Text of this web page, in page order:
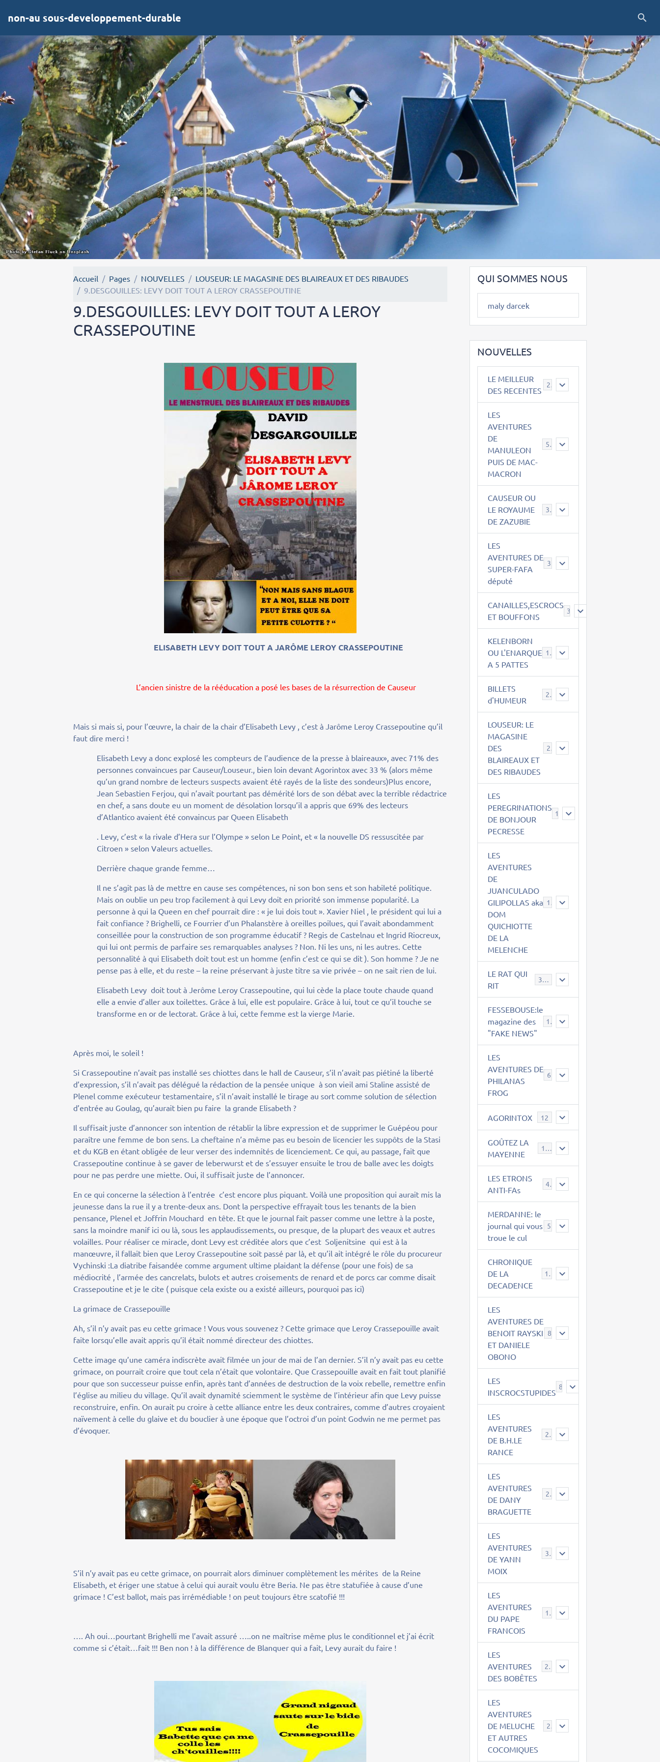
non-au sous-developpement-durable
Accueil Pages NOUVELLES
LOUSEUR: LE MAGASINE DES BLAIREAUX ET DES RIBAUDES
9.DESGOUILLES: LEVY DOIT TOUT A LEROY CRASSEPOUTINE
9.DESGOUILLES: LEVY DOIT TOUT A LEROY
CRASSEPOUTINE
ELISABETH LEVY DOIT TOUT A JARÔME LEROY CRASSEPOUTINE
L’ancien sinistre de la rééducation a posé les bases de la résurrection de Causeur
Mais si mais si, pour l’œuvre, la chair de la chair d’Elisabeth Levy , c’est à Jarôme Leroy Crassepoutine qu’il
faut dire merci !
Elisabeth Levy a donc explosé les compteurs de l’audience de la presse à blaireaux», avec 71% des
personnes convaincues par Causeur/Louseur., bien loin devant Agorintox avec 33 % (alors même
qu’un grand nombre de lecteurs suspects avaient été rayés de la liste des sondeurs)Plus encore,
Jean Sebastien Ferjou, qui n’avait pourtant pas démérité lors de son débat avec la terrible rédactrice
en chef, a sans doute eu un moment de désolation lorsqu’il a appris que 69% des lecteurs
d’Atlantico avaient été convaincus par Queen Elisabeth
. Levy, c’est « la rivale d’Hera sur l’Olympe » selon Le Point, et « la nouvelle DS ressuscitée par
Citroen » selon Valeurs actuelles.
Derrière chaque grande femme…
Il ne s’agit pas là de mettre en cause ses compétences, ni son bon sens et son habileté politique.
Mais on oublie un peu trop facilement à qui Levy doit en priorité son immense popularité. La
personne à qui la Queen en chef pourrait dire : « je lui dois tout ». Xavier Niel , le président qui lui a
fait confiance ? Brighelli, ce Fourrier d’un Phalanstère à oreilles poilues, qui l’avait abondamment
conseillée pour la construction de son programme éducatif ? Regis de Castelnau et Ingrid Riocreux,
qui lui ont permis de parfaire ses remarquables analyses ? Non. Ni les uns, ni les autres. Cette
personnalité à qui Elisabeth doit tout est un homme (enfin c’est ce qui se dit ). Son homme ? Je ne
pense pas à elle, et du reste – la reine préservant à juste titre sa vie privée – on ne sait rien de lui.
Elisabeth Levy doit tout à Jerôme Leroy Crassepoutine, qui lui cède la place toute chaude quand
elle a envie d’aller aux toilettes. Grâce à lui, elle est populaire. Grâce à lui, tout ce qu’il touche se
transforme en or de lectorat. Grâce à lui, cette femme est la vierge Marie.
Après moi, le soleil !
Si Crassepoutine n’avait pas installé ses chiottes dans le hall de Causeur, s’il n’avait pas piétiné la liberté
d’expression, s’il n’avait pas délégué la rédaction de la pensée unique à son vieil ami Staline assisté de
Plenel comme exécuteur testamentaire, s’il n’avait installé le tirage au sort comme solution de sélection
d’entrée au Goulag, qu’aurait bien pu faire la grande Elisabeth ?
Il suffisait juste d’annoncer son intention de rétablir la libre expression et de supprimer le Guépéou pour
paraître une femme de bon sens. La cheftaine n’a même pas eu besoin de licencier les suppôts de la Stasi
et du KGB en étant obligée de leur verser des indemnités de licenciement. Ce qui, au passage, fait que
Crassepoutine continue à se gaver de leberwurst et de s’essuyer ensuite le trou de balle avec les doigts
pour ne pas perdre une miette. Oui, il suffisait juste de l’annoncer.
En ce qui concerne la sélection à l’entrée c’est encore plus piquant. Voilà une proposition qui aurait mis la
jeunesse dans la rue il y a trente-deux ans. Dont la perspective effrayait tous les tenants de la bien
pensance, Plenel et Joffrin Mouchard en tête. Et que le journal fait passer comme une lettre à la poste,
sans la moindre manif ici ou là, sous les applaudissements, ou presque, de la plupart des veaux et autres
volailles. Pour réaliser ce miracle, dont Levy est créditée alors que c’est Soljenitsine qui est à la
manœuvre, il fallait bien que Leroy Crassepoutine soit passé par là, et qu’il ait intégré le rôle du procureur
Vychinski :La diatribe faisandée comme argument ultime plaidant la défense (pour une fois) de sa
médiocrité , l’armée des cancrelats, bulots et autres croisements de renard et de porcs car comme disait
Crassepoutine et je le cite ( puisque cela existe ou a existé ailleurs, pourquoi pas ici)
La grimace de Crassepouille
Ah, s’il n’y avait pas eu cette grimace ! Vous vous souvenez ? Cette grimace que Leroy Crassepouille avait
faite lorsqu’elle avait appris qu’il était nommé directeur des chiottes.
Cette image qu’une caméra indiscrète avait filmée un jour de mai de l’an dernier. S’il n’y avait pas eu cette
grimace, on pourrait croire que tout cela n’était que volontaire. Que Crassepouille avait en fait tout planifié
pour que son successeur puisse enfin, après tant d’années de destruction de la voix rebelle, remettre enfin
l’église au milieu du village. Qu’il avait dynamité sciemment le système de l’intérieur afin que Levy puisse
reconstruire, enfin. On aurait pu croire à cette alliance entre les deux contraires, comme d’autres croyaient
naïvement à celle du glaive et du bouclier à une époque que l’octroi d’un point Godwin ne me permet pas
d’évoquer.
S’il n’y avait pas eu cette grimace, on pourrait alors diminuer complètement les mérites de la Reine
Elisabeth, et ériger une statue à celui qui aurait voulu être Beria. Ne pas être statufiée à cause d’une
grimace ! C’est ballot, mais pas irrémédiable ! on peut toujours être scatofié !!!
…. Ah oui…pourtant Brighelli me l’avait assuré …..on ne maîtrise même plus le conditionnel et j’ai écrit
comme si c’était…fait !!! Ben non ! à la différence de Blanquer qui a fait, Levy aurait du faire !
QUI SOMMES NOUS
maly darcek
NOUVELLES
LE MEILLEUR
DES RECENTES
2
LES
AVENTURES
DE
MANULEON
PUIS DE MAC-
MACRON
543
CAUSEUR OU
LE ROYAUME
DE ZAZUBIE
38
LES
AVENTURES DE
SUPER-FAFA
député
CANAILLES,ESCROCS
ET BOUFFONS
385
KELENBORN
OU L'ENARQUE
A 5 PATTES
14
BILLETS
d'HUMEUR
2
LOUSEUR: LE
MAGASINE
DES
BLAIREAUX ET
DES RIBAUDES
21
LES
PEREGRINATIONS
DE BONJOUR
PECRESSE
14
LES
AVENTURES
DE
JUANCULADO
GILIPOLLAS aka
DOM
QUICHIOTTE
DE LA
MELENCHE
119
LE RAT QUI
RIT
395
FESSEBOUSE:le
magazine des
"FAKE NEWS"
19
LES
AVENTURES DE
PHILANAS
FROG
AGORINTOX 12
GOÛTEZ LA
MAYENNE
189
LES ETRONS
ANTI-FAs
4
MERDANNE: le
journal qui vous
troue le cul
CHRONIQUE
DE LA
DECADENCE
12
LES
AVENTURES DE
BENOIT RAYSKI
ET DANIELE
OBONO
LES
INSCROCSTUPIDES
8
LES
AVENTURES
DE B.H.LE
RANCE
21
LES
AVENTURES
DE DANY
BRAGUETTE
29
LES
AVENTURES
DE YANN
MOIX
39
LES
AVENTURES
DU PAPE
FRANCOIS
15
LES
AVENTURES
DES BOBÊTES
23
LES
AVENTURES
DE MELUCHE
ET AUTRES
COCOMIQUES
22